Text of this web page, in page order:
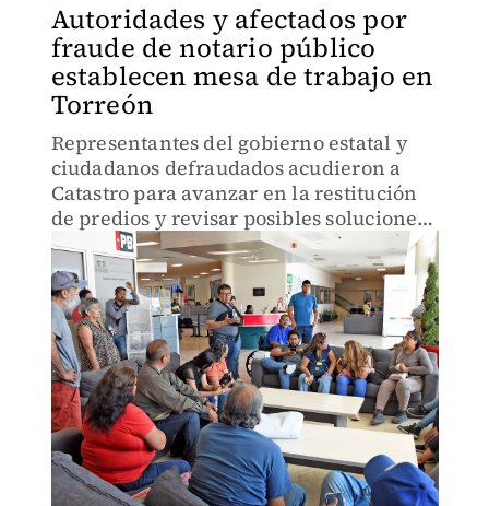
Autoridades y afectados por
fraude de notario público
establecen mesa de trabajo en
Torreón
Representantes del gobierno estatal y
ciudadanos defraudados acudieron a
Catastro para avanzar en la restitución
de predios y revisar posibles soluciones
ante el fraude.